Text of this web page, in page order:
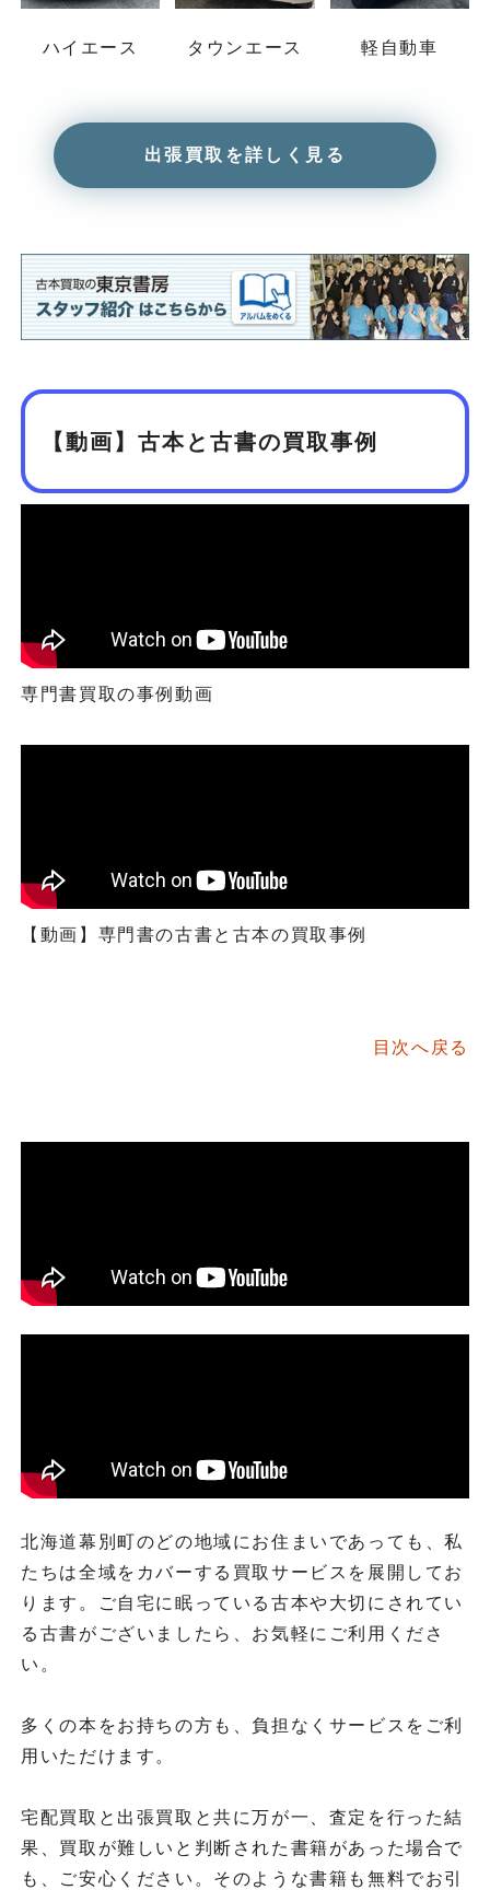
ハイエース タウンエース 軽自動車
出張買取を詳しく見る
【動画】古本と古書の買取事例
専門書買取の事例動画
【動画】専門書の古書と古本の買取事例
目次へ戻る
北海道幕別町のどの地域にお住まいであっても、私
たちは全域をカバーする買取サービスを展開してお
ります。ご自宅に眠っている古本や大切にされてい
る古書がございましたら、お気軽にご利用くださ
い。
多くの本をお持ちの方も、負担なくサービスをご利
用いただけます。
宅配買取と出張買取と共に万が一、査定を行った結
果、買取が難しいと判断された書籍があった場合で
も、ご安心ください。そのような書籍も無料でお引